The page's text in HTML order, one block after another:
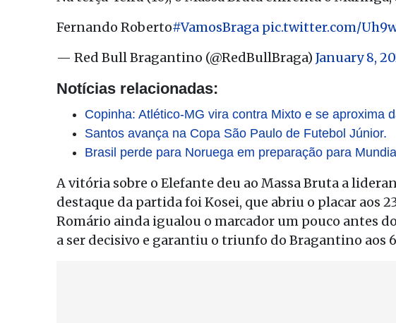
Fernando Roberto#VamosBraga pic.twitter.com/
— Red Bull Bragantino (@RedBullBraga) January 8,
Notícias relacionadas:
Copinha: Atlético-MG vira contra Mixto e se aproxima
Santos avança na Copa São Paulo de Futebol Júnior.
Brasil perde para Noruega em preparação para
A vitória sobre o Elefante deu ao Massa Bruta a
destaque da partida foi Kosei, que abriu o placar aos
Romário ainda igualou o marcador um pouco antes
a ser decisivo e garantiu o triunfo do Bragantino aos